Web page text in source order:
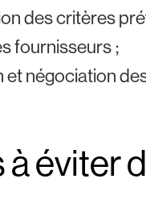
des critères
fournisseurs ;
négociation
éviter